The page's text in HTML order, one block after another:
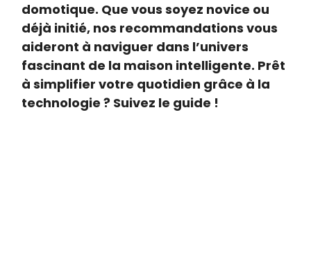
domotique. Que vous soyez novice ou
déjà initié, nos recommandations vous
aideront à naviguer dans l’univers
fascinant de la maison intelligente. Prêt
à simplifier votre quotidien grâce à la
technologie ? Suivez le guide !